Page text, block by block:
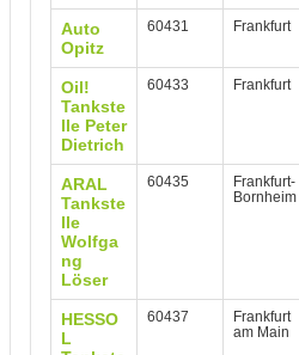
Auto
Opitz
60431 Frankfurt
Oil!
Tankste
lle Peter
Dietrich
60433 Frankfurt
ARAL
Tankste
lle
Wolfga
ng
Löser
60435
Frankfurt-
Bornheim
HESSO
L
60437
Frankfurt
am Main